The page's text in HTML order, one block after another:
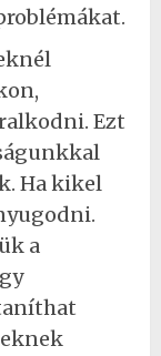
Ezt
Ha kikel
a